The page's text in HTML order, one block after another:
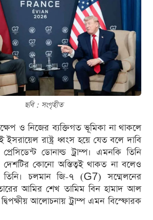
ছবি : সংগৃহীত
ও নিজের ব্যক্তিগত ভূমিকা না থাকলে
রাষ্ট্র ধ্বংস হয়ে যেত বলে দাবি
ডোনাল্ড ট্রাম্প। এমনকি তিনি
দেশটির কোনো অস্তিত্বই থাকত না বলেও
তিনি। চলমান জি-৭ (G7) সম্মেলনের
আমির শেখ তামিম বিন হামাদ আল
আলোচনায় ট্রাম্প এমন বিস্ফোরক